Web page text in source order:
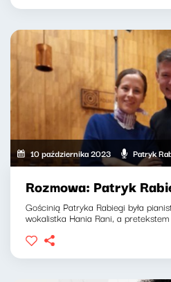
10 października 2023 Patryk
Rozmowa: Patryk
Gościnią Patryka Rabiegi była
wokalistka Hania Rani, a